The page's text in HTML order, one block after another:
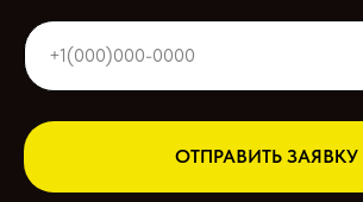
ОТПРАВИТЬ ЗАЯВКУ